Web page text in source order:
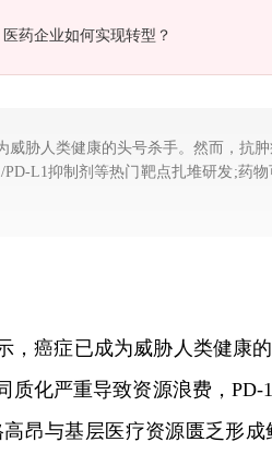
该如何去制定长远规划？
胁人类健康的头号杀手。然而，抗
L1抑制剂等热门靶点扎堆研发;药物
癌症已成为威胁人类健康
化严重导致资源浪费，PD-
昂与基层医疗资源匮乏形